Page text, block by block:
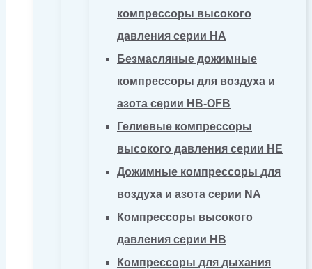
компрессоры высокого
давления серии HA
Безмасляные дожимные
компрессоры для воздуха и
азота серии HB-OFB
Гелиевые компрессоры
высокого давления серии HE
Дожимные компрессоры для
воздуха и азота серии NA
Компрессоры высокого
давления серии HB
Компрессоры для дыхания